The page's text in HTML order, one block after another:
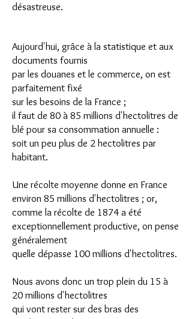
désastreuse.
Aujourd'hui, grâce à la statistique et aux
documents fournis
par les douanes et le commerce, on est
parfaitement fixé
sur les besoins de la France ;
il faut de 80 à 85 millions d'hectolitres de
blé pour sa consommation annuelle :
soit un peu plus de 2 hectolitres par
habitant.
Une récolte moyenne donne en France
environ 85 millions d'hectolitres ; or,
comme la récolte de 1874 a été
exceptionnellement productive, on pense
généralement
quelle dépasse 100 millions d'hectolitres.
Nous avons donc un trop plein du 15 à
20 millions d'hectolitres
qui vont rester sur des bras des